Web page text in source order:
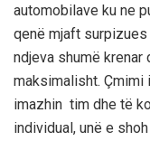
automobilave ku ne
qenë mjaft surpizues
ndjeva shumë
maksimalisht. Çmimi
imazhin tim dhe të
individual, unë e